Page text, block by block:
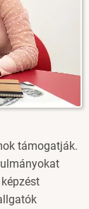
támogatják.